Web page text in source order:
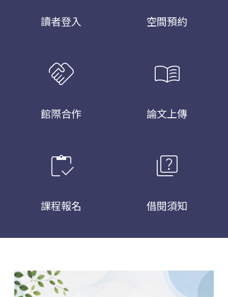
讀者登入 空間預約
handshake
館際合作
menu_book
論文上傳
inventory
課程報名
quiz
借閱須知